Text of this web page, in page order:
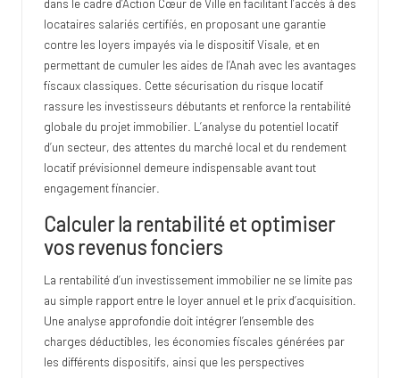
dans le cadre d’Action Cœur de Ville en facilitant l’accès à des
locataires salariés certifiés, en proposant une garantie
contre les loyers impayés via le dispositif Visale, et en
permettant de cumuler les aides de l’Anah avec les avantages
fiscaux classiques. Cette sécurisation du risque locatif
rassure les investisseurs débutants et renforce la rentabilité
globale du projet immobilier. L’analyse du potentiel locatif
d’un secteur, des attentes du marché local et du rendement
locatif prévisionnel demeure indispensable avant tout
engagement financier.
Calculer la rentabilité et optimiser
vos revenus fonciers
La rentabilité d’un investissement immobilier ne se limite pas
au simple rapport entre le loyer annuel et le prix d’acquisition.
Une analyse approfondie doit intégrer l’ensemble des
charges déductibles, les économies fiscales générées par
les différents dispositifs, ainsi que les perspectives